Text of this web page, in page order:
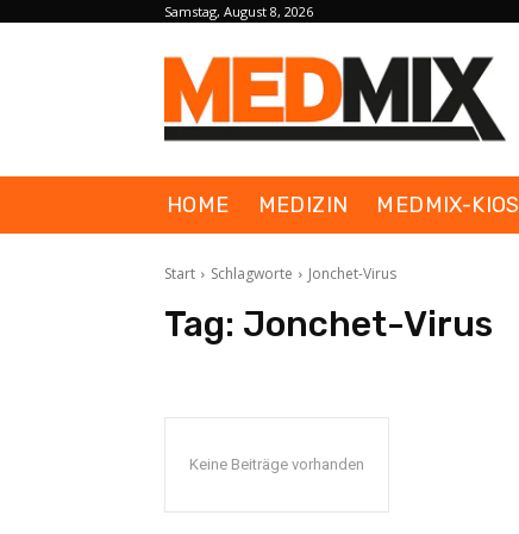
Samstag, August 8, 2026
HOME MEDIZIN MEDMIX-
Start Schlagworte Jonchet-Virus
Tag: Jonchet-Virus
Keine Beiträge vorhanden